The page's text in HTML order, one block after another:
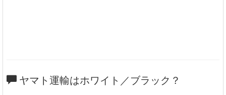
ヤマト運輸はホワイト／ブラック？